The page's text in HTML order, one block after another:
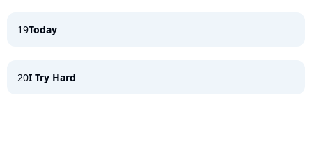
19Today
20I Try Hard